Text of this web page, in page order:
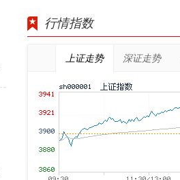
行情指数
上证走势 深证走势